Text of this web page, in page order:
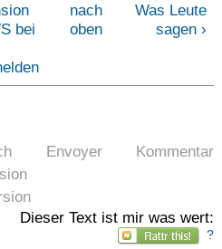
bei
nach
oben
Was Leute
sagen ›
Envoyer
Kommentar
Dieser Text ist mir was wert:
?